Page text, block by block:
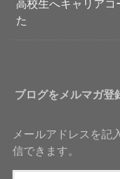
高校生へキャリアコ
た
ブログをメルマガ登
メールアドレスを記
信できます。